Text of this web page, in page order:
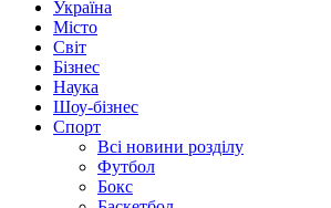
Україна
Місто
Світ
Бізнес
Наука
Шоу-бізнес
Спорт
Всі новини розділу
Футбол
Бокс